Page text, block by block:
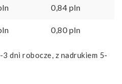
0,84 pln
0,80pln
dni robocze, z nadrukiem 5-